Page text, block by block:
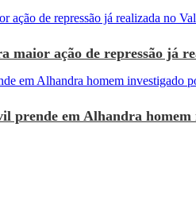
maior ação de repressão já
prende em Alhandra